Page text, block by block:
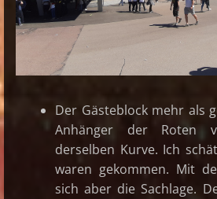
Der Gästeblock mehr als
Anhänger der Roten
derselben Kurve. Ich
waren gekommen. Mit
sich aber die Sachlage.